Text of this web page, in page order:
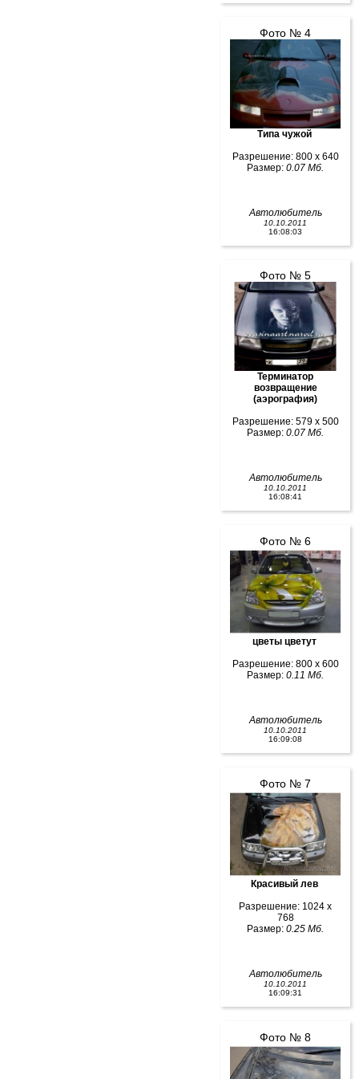
Фото № 4
Типа чужой
Разрешение: 800 x 640
Размер: 0.07 Мб.
Автолюбитель
10.10.2011
16:08:03
Фото № 5
Терминатор
возвращение
(аэрография)
Разрешение: 579 x 500
Размер: 0.07 Мб.
Автолюбитель
10.10.2011
16:08:41
Фото № 6
цветы цветут
Разрешение: 800 x 600
Размер: 0.11 Мб.
Автолюбитель
10.10.2011
16:09:08
Фото № 7
Красивый лев
Разрешение: 1024 x
768
Размер: 0.25 Мб.
Автолюбитель
10.10.2011
16:09:31
Фото № 8